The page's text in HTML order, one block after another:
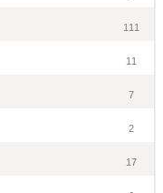
111
11
7
2
17